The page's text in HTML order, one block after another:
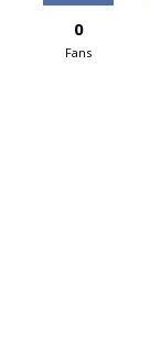
0
Fans